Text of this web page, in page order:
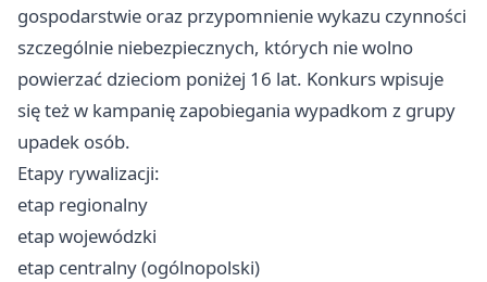
gospodarstwie oraz przypomnienie wykazu czynności
szczególnie niebezpiecznych, których nie wolno
powierzać dzieciom poniżej 16 lat. Konkurs wpisuje
się też w kampanię zapobiegania wypadkom z grupy
upadek osób.
Etapy rywalizacji:
etap regionalny
etap wojewódzki
etap centralny (ogólnopolski)